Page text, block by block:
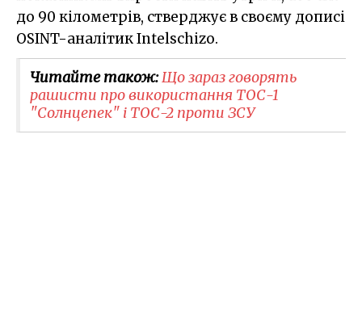
до 90 кілометрів, стверджує в своєму дописі
OSINT-аналітик Intelschizo.
Читайте також:Що зараз говорять
рашисти про використання ТОС-1
"Солнцепек" і ТОС-2 проти ЗСУ